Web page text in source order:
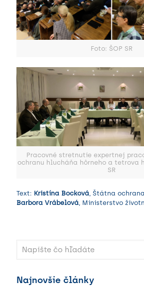
Foto: ŠOP SR
Pracovné stretnutie expertnej
ochranu hlucháňa hôrneho a tetrova
SR
Text: Kristína Bocková, Štátna
Barbora Vrábelová, Ministerstvo
Najnovšie články